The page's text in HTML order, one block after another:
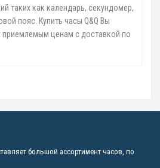
таких как календарь, секундомер,
пояс. Купить часы Q&Q Вы
ценам с доставкой по
большой ассортимент часов, по